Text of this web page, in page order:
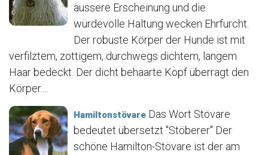
äussere Erscheinung und die
würdevolle Haltung wecken Ehrfurcht.
Der robuste Körper der Hunde ist mit
verfilztem, zottigem, durchwegs dichtem, langem
Haar bedeckt. Der dicht behaarte Kopf überragt den
Körper....
Hamiltonstövare Das Wort Stövare
bedeutet übersetzt "Stöberer" Der
schöne Hamilton-Stövare ist der am